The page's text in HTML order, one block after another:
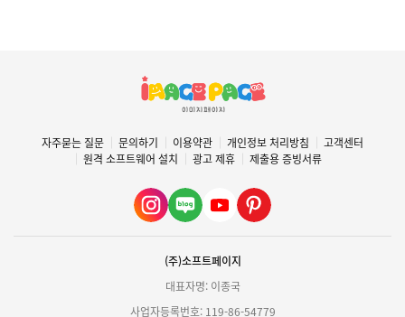
자주묻는 질문 문의하기 이용약관 개인정보 처리방침
고객센터
원격 소프트웨어 설치
광고 제휴 제출용 증빙서류
(주)소프트페이지
대표자명: 이종국
사업자등록번호: 119-86-54779